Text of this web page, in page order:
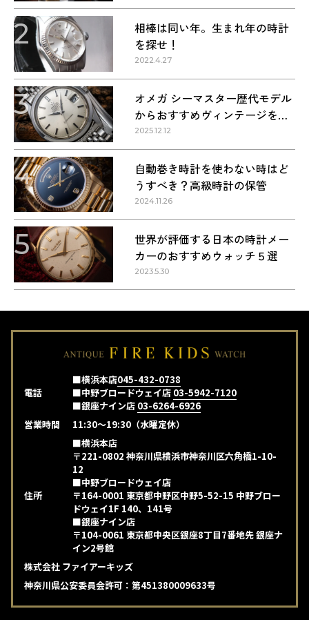
2
相棒は同い年。生まれ年の時計
を探せ！
2022.4.27
3
オメガ シーマスター歴代モデル
からおすすめヴィンテージを紹
介
2025.12.12
4
自動巻き時計を使わない時はど
うすべき？高級時計の保管
2024.11.26
5
世界が評価する日本の時計メー
カーのおすすめウォッチ５選
2023.5.30
電話
■横浜本店045-432-0738
■中野ブロードウェイ店 03-5942-7120
■銀座ナイン店 03-6264-6926
営業時間
11:30～19:30（水曜定休）
住所
■横浜本店
〒221-0802 神奈川県横浜市神奈川区六角橋1-10-
12
■中野ブロードウェイ店
〒164-0001 東京都中野区中野5-52-15 中野ブロー
ドウェイ1F 140、141号
■銀座ナイン店
〒104-0061 東京都中央区銀座8丁目7番地先 銀座ナ
イン2号館
株式会社 ファイアーキッズ
神奈川県公安委員会許可：第451380009633号